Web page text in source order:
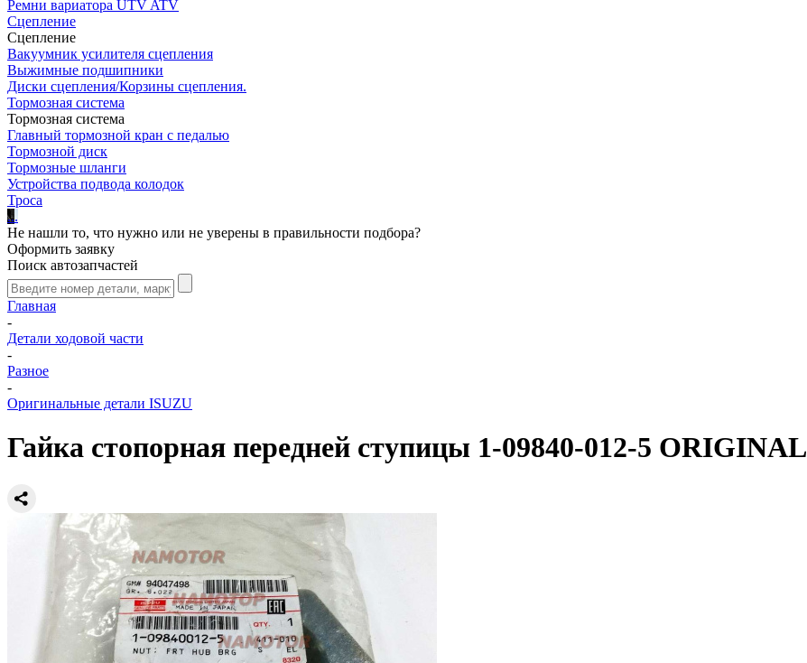
Ремни вариатора UTV ATV
Сцепление
Сцепление
Вакуумник усилителя сцепления
Выжимные подшипники
Диски сцепления/Корзины сцепления.
Тормозная система
Тормозная система
Главный тормозной кран с педалью
Тормозной диск
Тормозные шланги
Устройства подвода колодок
Троса
...
Не нашли то, что нужно или не уверены в правильности подбора?
Оформить заявку
Поиск автозапчастей
Главная
-
Детали ходовой части
-
Разное
-
Оригинальные детали ISUZU
Гайка стопорная передней ступицы 1-09840-012-5 ORIGINAL